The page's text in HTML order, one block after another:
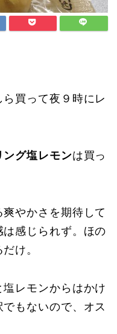
買って夜９時にレ
ング塩レモンは買っ
やかさを期待して
感じられず。ほの
け。
レモンからはかけ
もないので、オス